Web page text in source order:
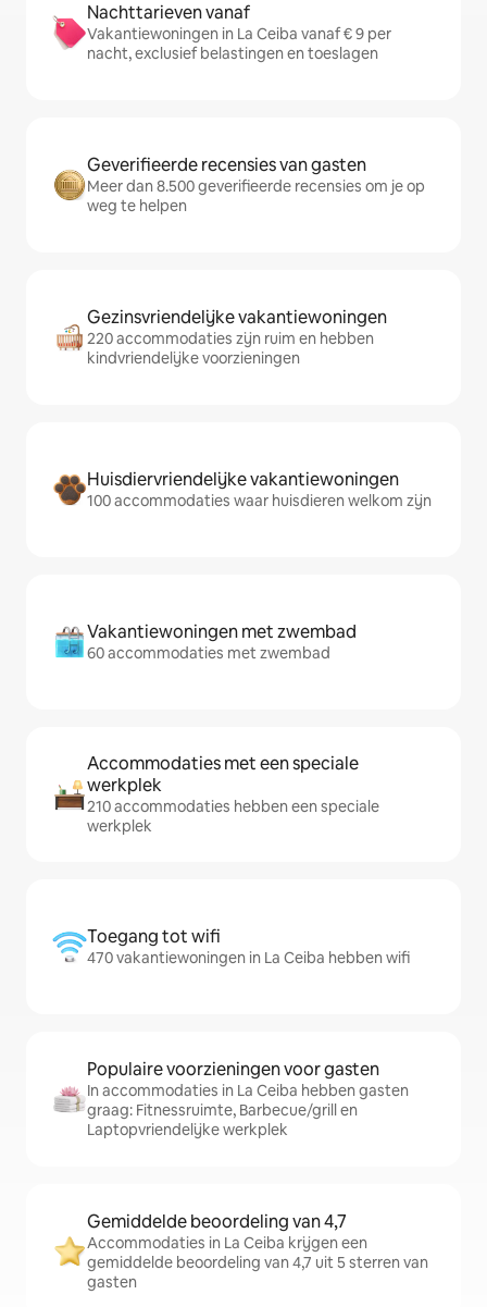
Nachttarieven vanaf
Vakantiewoningen in La Ceiba vanaf € 9 per
nacht, exclusief belastingen en toeslagen
Geverifieerde recensies van gasten
Meer dan 8.500 geverifieerde recensies om je op
weg te helpen
Gezinsvriendelijke vakantiewoningen
220 accommodaties zijn ruim en hebben
kindvriendelijke voorzieningen
Huisdiervriendelijke vakantiewoningen
100 accommodaties waar huisdieren welkom zijn
Vakantiewoningen met zwembad
60 accommodaties met zwembad
Accommodaties met een speciale
werkplek
210 accommodaties hebben een speciale
werkplek
Toegang tot wifi
470 vakantiewoningen in La Ceiba hebben wifi
Populaire voorzieningen voor gasten
In accommodaties in La Ceiba hebben gasten
graag: Fitnessruimte, Barbecue/grill en
Laptopvriendelijke werkplek
Gemiddelde beoordeling van 4,7
Accommodaties in La Ceiba krijgen een
gemiddelde beoordeling van 4,7 uit 5 sterren van
gasten